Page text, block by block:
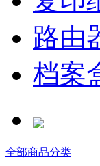
路由
档案
全部商品分类